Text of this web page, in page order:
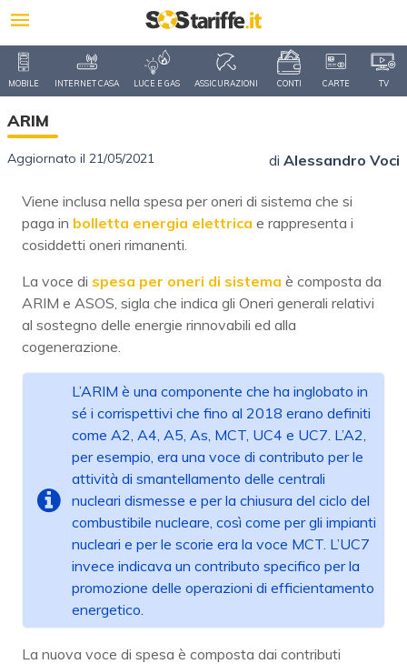
MOBILE INTERNET CASA LUCE E GAS ASSICURAZIONI CONTI CARTE TV
ARIM
Aggiornato il 21/05/2021 di Alessandro Voci
Viene inclusa nella spesa per oneri di sistema che si
paga in bolletta energia elettrica e rappresenta i
cosiddetti oneri rimanenti.
La voce di spesa per oneri di sistema è composta da
ARIM e ASOS, sigla che indica gli Oneri generali relativi
al sostegno delle energie rinnovabili ed alla
cogenerazione.
L’ARIM è una componente che ha inglobato in
sé i corrispettivi che fino al 2018 erano definiti
come A2, A4, A5, As, MCT, UC4 e UC7. L’A2,
per esempio, era una voce di contributo per le
attività di smantellamento delle centrali
nucleari dismesse e per la chiusura del ciclo del
combustibile nucleare, così come per gli impianti
nucleari e per le scorie era la voce MCT. L’UC7
invece indicava un contributo specifico per la
promozione delle operazioni di efficientamento
energetico.
La nuova voce di spesa è composta dai contributi